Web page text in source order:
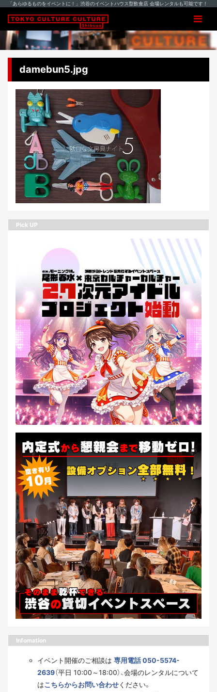
「あらゆるものをイベントに！」渋谷のイベントハウス型飲食店 会場レンタルも可能です！
damebun5.jpg
Pick UP
Infomation
イベント開催のご相談は 専用電話 050-5574-
2639（平日 10:00～18:00）、会場のレンタルについて
はこちらからお問い合わせください。